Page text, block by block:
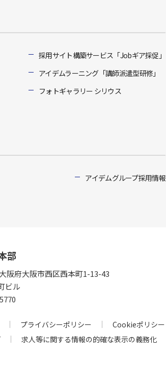
採用サイト構築サービス「Jobギア採促」
アイデムラーニング「講師派遣型研修」
フォトギャラリー シリウス
アイデムグループ採用情報
部
阪府大阪市西区西本町1-13-43
ビル
プライバシーポリシー
Cookieポリシー
求人等に関する情報の的確な表示の義務化